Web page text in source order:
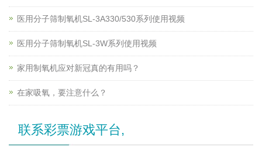
医用分子筛制氧机SL-3A330/530系列使用视频
医用分子筛制氧机SL-3W系列使用视频
家用制氧机应对新冠真的有用吗？
在家吸氧，要注意什么？
联系彩票游戏平台,